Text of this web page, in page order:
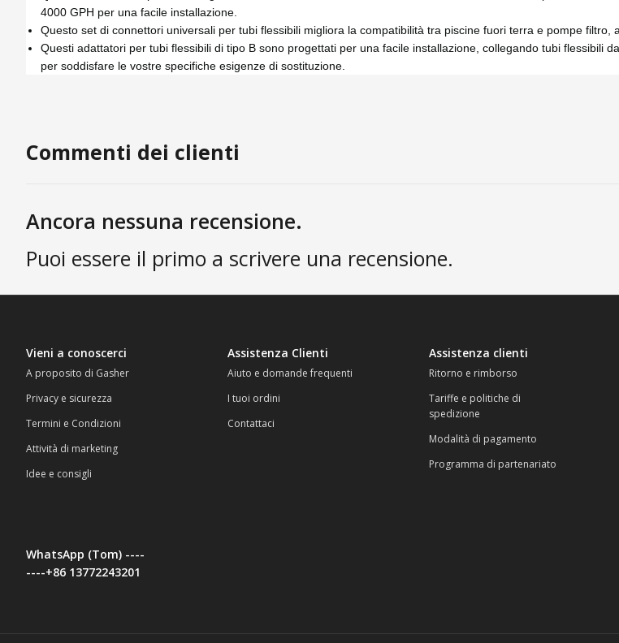
4000 GPH per una facile installazione.
Questo set di connettori universali per tubi flessibili migliora la compatibilità tra piscine fuori terra e pompe
Questi adattatori per tubi flessibili di tipo B sono progettati per una facile installazione, collegando tubi flessibili
per soddisfare le vostre specifiche esigenze di sostituzione.
Commenti dei clienti
Ancora nessuna recensione.
Puoi essere il primo a scrivere una recensione.
Vieni a conoscerci
A proposito di Gasher
Privacy e sicurezza
Termini e Condizioni
Attività di marketing
Idee e consigli
Assistenza Clienti
Aiuto e domande frequenti
I tuoi ordini
Contattaci
Assistenza clienti
Ritorno e rimborso
Tariffe e politiche di
spedizione
Modalità di pagamento
Programma di partenariato
WhatsApp (Tom) ----
----+86 13772243201